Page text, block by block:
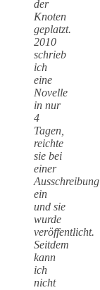
der
Knoten
geplatzt.
2010
schrieb
ich
eine
Novelle
in nur
4
Tagen,
reichte
sie bei
einer
Ausschreibung
ein
und sie
wurde
veröffentlicht.
Seitdem
kann
ich
nicht